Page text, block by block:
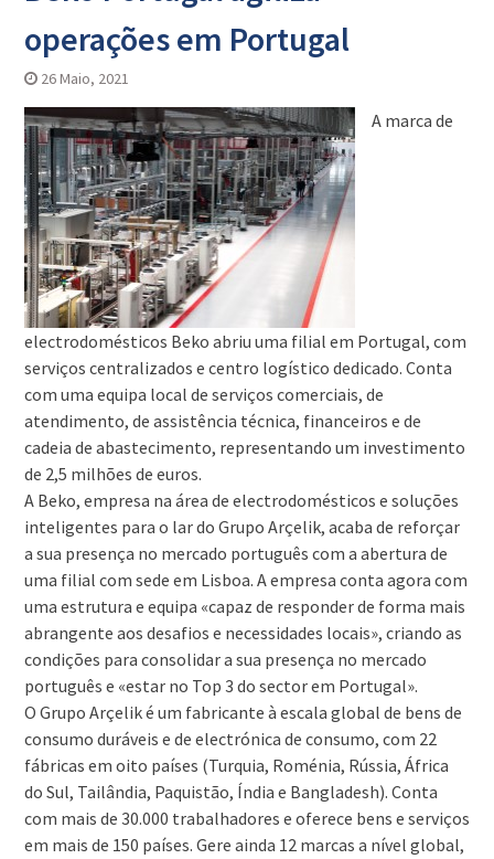
operações em Portugal
26 Maio, 2021
A marca de
electrodomésticos Beko abriu uma filial em Portugal, com
serviços centralizados e centro logístico dedicado. Conta
com uma equipa local de serviços comerciais, de
atendimento, de assistência técnica, financeiros e de
cadeia de abastecimento, representando um investimento
de 2,5 milhões de euros.
A Beko, empresa na área de electrodomésticos e soluções
inteligentes para o lar do Grupo Arçelik, acaba de reforçar
a sua presença no mercado português com a abertura de
uma filial com sede em Lisboa. A empresa conta agora com
uma estrutura e equipa «capaz de responder de forma mais
abrangente aos desafios e necessidades locais», criando as
condições para consolidar a sua presença no mercado
português e «estar no Top 3 do sector em Portugal».
O Grupo Arçelik é um fabricante à escala global de bens de
consumo duráveis e de electrónica de consumo, com 22
fábricas em oito países (Turquia, Roménia, Rússia, África
do Sul, Tailândia, Paquistão, Índia e Bangladesh). Conta
com mais de 30.000 trabalhadores e oferece bens e serviços
em mais de 150 países. Gere ainda 12 marcas a nível global,